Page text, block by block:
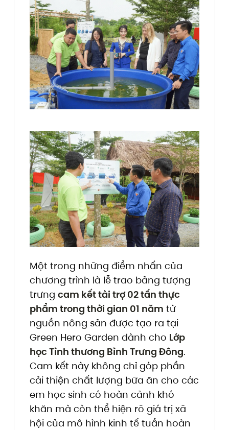
Một trong những điểm nhấn của
chương trình là lễ trao bảng tượng
trưng cam kết tài trợ 02 tấn thực
phẩm trong thời gian 01 năm từ
nguồn nông sản được tạo ra tại
Green Hero Garden dành cho Lớp
học Tình thương Bình Trưng Đông.
Cam kết này không chỉ góp phần
cải thiện chất lượng bữa ăn cho các
em học sinh có hoàn cảnh khó
khăn mà còn thể hiện rõ giá trị xã
hội của mô hình kinh tế tuần hoàn